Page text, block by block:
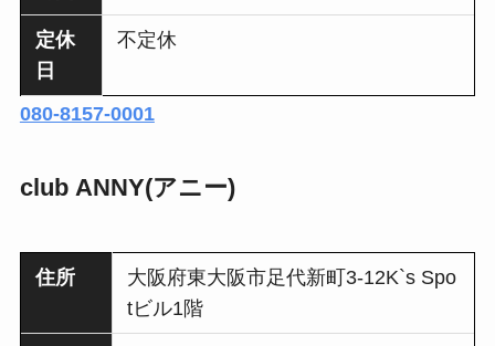
定休
日
不定休
080-8157-0001
club ANNY(アニー)
住所
大阪府東大阪市足代新町3-12K`s Spo
tビル1階